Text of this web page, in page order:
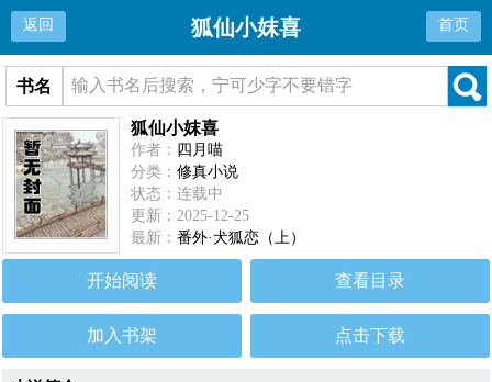
返回 狐仙小妺喜 首页
书名
狐仙小妺喜
作者： 四月喵
分类：修真小说
状态：连载中
更新：2025-12-25
最新：番外·犬狐恋（上）
开始阅读 查看目录
加入书架 点击下载